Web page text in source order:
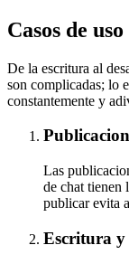
Casos de uso
De la escritura al
son complicadas; lo
constantemente y
Las
de chat tienen
publicar evita
Escritura y